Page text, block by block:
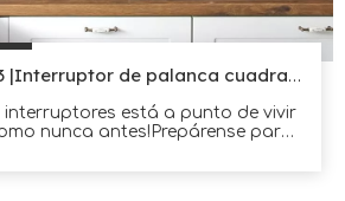
Novedades 2023 |Interruptor de palanca cuadrado
interruptores está a punto de vivir
nunca antes!Prepárense para